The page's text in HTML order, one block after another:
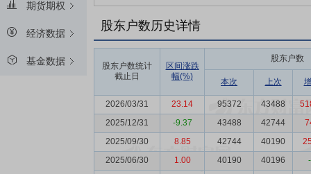
期货期权
经济数据
基金数据
股东户数历史详情
股东户数统计
截止日
区间涨跌
幅(%)
股东户数
本次 上次
2026/03/31 23.14 95372 43488
2025/12/31
-9.37 43488 42744
2025/09/30
8.85 42744 40190
2025/06/30
1.00 40190 40196